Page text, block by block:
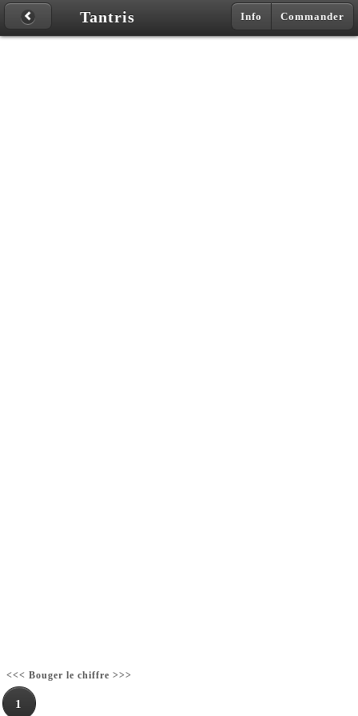
Tantris Info Commander
<<< Bouger le chiffre >>>
1